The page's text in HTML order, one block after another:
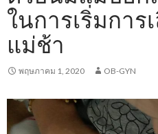
ในการเริ่มการ
แม่ช้า
พฤษภาคม 1, 2020 OB-GYN